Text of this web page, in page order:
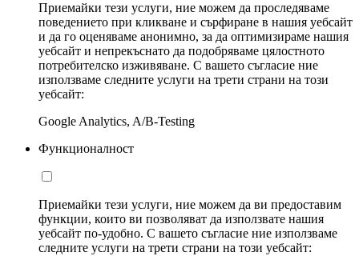
Приемайки тези услуги, ние можем да проследяваме
поведението при кликване и сърфиране в нашия уебсайт
и да го оценяваме анонимно, за да оптимизираме нашия
уебсайт и непрекъснато да подобряваме цялостното
потребителско изживяване. С вашето съгласие ние
използваме следните услуги на трети страни на този
уебсайт:
Google Analytics, A/B-Testing
Функционалност
Приемайки тези услуги, ние можем да ви предоставим
функции, които ви позволяват да използвате нашия
уебсайт по-удобно. С вашето съгласие ние използваме
следните услуги на трети страни на този уебсайт: